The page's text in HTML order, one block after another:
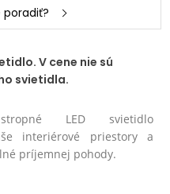
poradiť?
V cene nie sú
svietidla.
LED svietidlo
interiérové priestory a
príjemnej pohody.